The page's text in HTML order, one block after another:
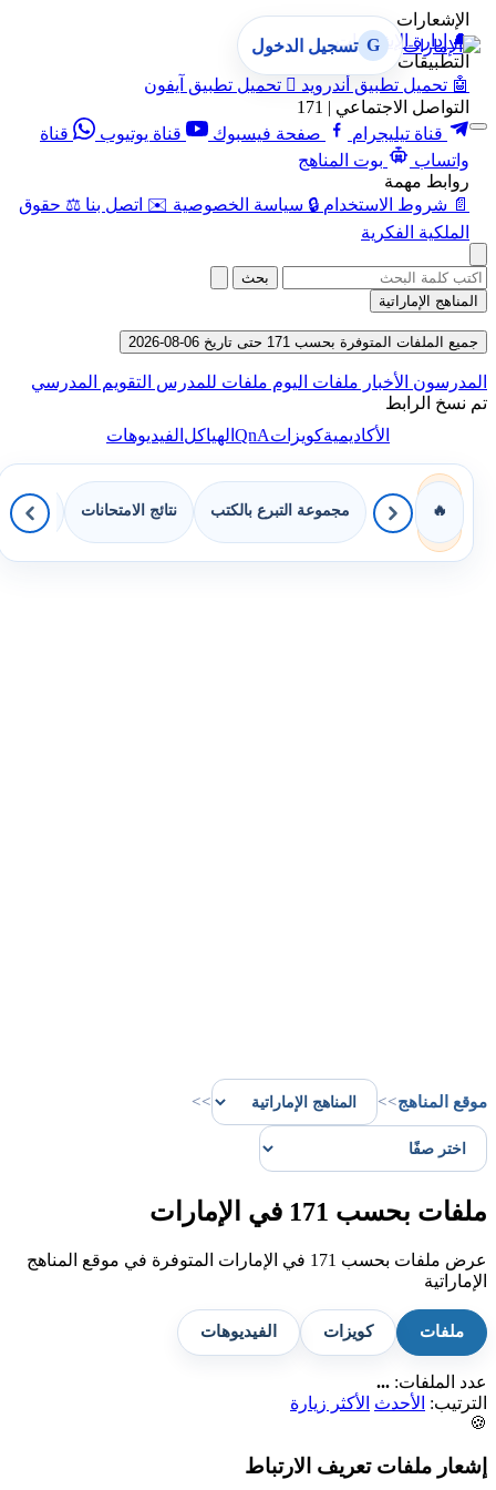
الإشعارات
🔔 إدارة الإشعارات
التطبيقات
🤖 تحميل تطبيق أندرويد  تحميل تطبيق آيفون
التواصل الاجتماعي | 171
قناة تيليجرام
صفحة فيسبوك قناة يوتيوب
قناة
واتساب
بوت المناهج
روابط مهمة
📄 شروط الاستخدام 🔒 سياسة الخصوصية ✉️ اتصل بنا ⚖️ حقوق
الملكية الفكرية
G تسجيل الدخول
بحث
المناهج الإماراتية
جميع الملفات المتوفرة بحسب 171 حتى تاريخ 06-08-2026
المدرسون الأخبار ملفات اليوم ملفات للمدرس التقويم المدرسي
تم نسخ الرابط
الأكاديميةكويزاتQnAالهياكلالفيديوهات
🔥 مجموعة التبرع بالكتب نتائج الامتحانات
موقع المناهج>>
>>
ملفات بحسب 171 في الإمارات
عرض ملفات بحسب 171 في الإمارات المتوفرة في موقع المناهج
الإماراتية
ملفات كويزات الفيديوهات
عدد الملفات: ...
الترتيب:
الأحدث
الأكثر زيارة
🍪
إشعار ملفات تعريف الارتباط